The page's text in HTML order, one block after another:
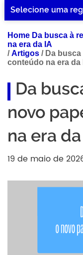
Selecione uma
Home Da busca à
na era da IA
/Artigos / Da
conteúdo na era da
Da
novo
na era
19 de maio de